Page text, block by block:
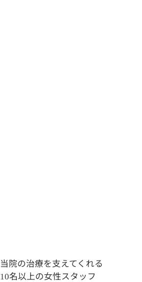
当院の治療を支えてくれる
10名以上の女性スタッフ